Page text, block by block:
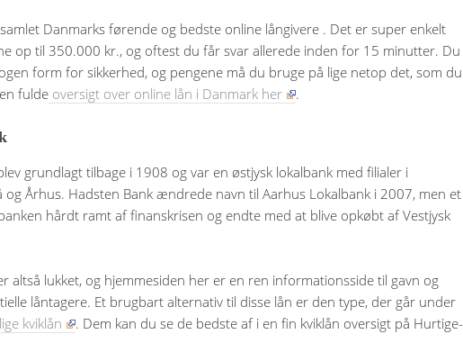
Danmarks førende og bedste online långivere . Det er super enkelt
op til 350.000 kr., og oftest du får svar allerede inden for 15 minutter. Du
form for sikkerhed, og pengene må du bruge på lige netop det, som du
fulde oversigt over online lån i Danmark her .
grundlagt tilbage i 1908 og var en østjysk lokalbank med filialer i
og Århus. Hadsten Bank ændrede navn til Aarhus Lokalbank i 2007, men et
hårdt ramt af finanskrisen og endte med at blive opkøbt af Vestjysk
altså lukket, og hjemmesiden her er en ren informationsside til gavn og
låntagere. Et brugbart alternativ til disse lån er den type, der går under
kviklån
. Dem kan du se de bedste af i en fin kviklån oversigt på Hurtige-